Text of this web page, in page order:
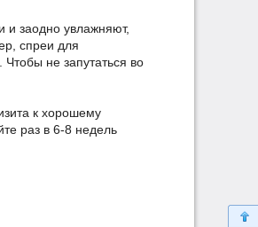
и заодно увлажняют,
спреи для
не запутаться во
к хорошему
раз в 6-8 недель